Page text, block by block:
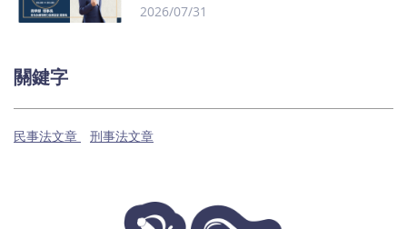
2026/07/31
關鍵字
民事法文章 刑事法文章